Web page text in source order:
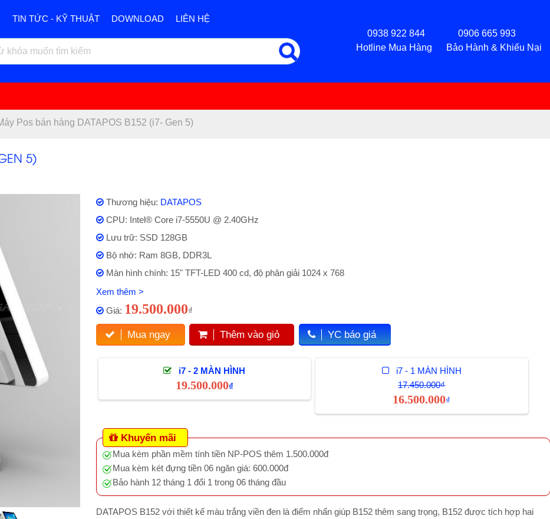
TIN TỨC - KỸ THUẬT DOWNLOAD
LIÊN HỆ
0938 922 844 0906 665 993
Hotline Mua Hàng Bảo Hành & Khiếu Nại
Pos bán hàng DATAPOS B152 (i7- Gen 5)
5)
Thương hiệu: DATAPOS
CPU: Intel® Core i7-5550U @ 2.40GHz
Lưu trữ: SSD 128GB
Bộ nhớ: Ram 8GB, DDR3L
Màn hình chính: 15" TFT-LED 400 cd, độ phân giải 1024 x 768
Xem thêm >
Giá: 19.500.000₫
Mua ngay Thêm vào giỏ YC báo giá
i7 - 2 MÀN HÌNH
19.500.000₫
i7 - 1 MÀN HÌNH
17.450.000₫
16.500.000₫
Khuyến mãi
Mua kèm phần mềm tính tiền NP-POS thêm 1.500.000đ
Mua kèm két đựng tiền 06 ngăn giá: 600.000đ
Bảo hành 12 tháng 1 đổi 1 trong 06 tháng đầu
DATAPOS B152 với thiết kế màu trắng viền đen là điểm nhấn giúp B152 thêm sang trọng, B152 được tích hợp hai